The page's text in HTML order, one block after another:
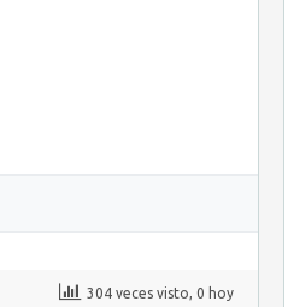
304 veces visto, 0 hoy